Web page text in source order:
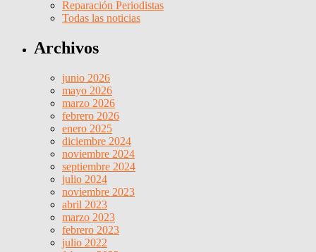
Reparación Periodistas
Todas las noticias
Archivos
junio 2026
mayo 2026
marzo 2026
febrero 2026
enero 2025
diciembre 2024
noviembre 2024
septiembre 2024
julio 2024
noviembre 2023
abril 2023
marzo 2023
febrero 2023
julio 2022